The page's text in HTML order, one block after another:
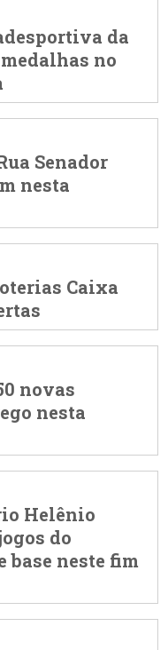
da
no
Senador
nesta
Caixa
novas
nesta
Helênio
do
base neste fim